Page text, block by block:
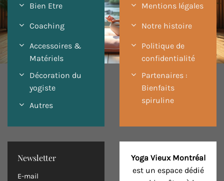
Bien Etre
Coaching
Accessoires &
Matériels
Décoration du
yogiste
Autres
Mentions légales
Notre histoire
Politique de
confidentialité
Partenaires :
Bienfaits
spiruline
Newsletter
E-mail
Yoga Vieux Montréal
est un espace dédié